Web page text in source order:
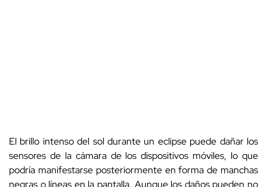
El brillo intenso del sol durante un eclipse puede dañar los
sensores de la cámara de los dispositivos móviles, lo que
podría manifestarse posteriormente en forma de manchas
negras o líneas en la pantalla. Aunque los daños pueden no